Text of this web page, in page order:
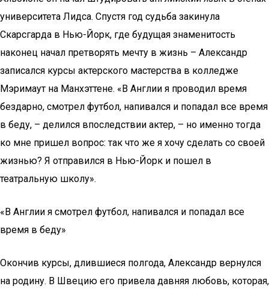
университета Лидса. Спустя год судьба закинула
Скарсгарда в Нью-Йорк, где будущая знаменитость
наконец начал претворять мечту в жизнь – Александр
записался курсы актерского мастерства в колледже
Мэримаут на Манхэттене. «В Англии я проводил время
бездарно, смотрел футбол, напивался и попадал все время
в беду, – делился впоследствии актер, – но именно тогда
ко мне пришел вопрос: так что же я хочу сделать со своей
жизнью? Я отправился в Нью-Йорк и пошел в
театральную школу».
«В Англии я смотрел футбол, напивался и попадал все
время в беду»
Окончив курсы, длившиеся полгода, Александр вернулся
на родину. В Швецию его привела давняя любовь, которая,